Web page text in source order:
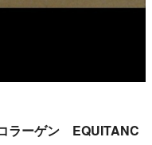
ラーゲン EQUITANC